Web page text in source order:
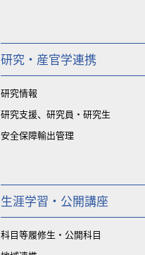
研究・産官学連携
研究情報
研究支援、研究員・研究生
安全保障輸出管理
生涯学習・公開講座
科目等履修生・公開科目